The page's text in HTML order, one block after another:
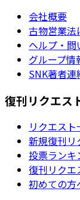
会社概要
古物営業法
ヘルプ・問
グループ情
SNK著者連
復刊リクエス
リクエスト
新規復刊リ
投票ランキ
復刊リクエ
初めての方